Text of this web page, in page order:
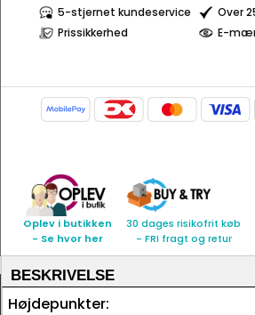
5-stjernet kundeservice
Over
Prissikkerhed
E-
Oplev i butikken
- Se hvor her
30 dages risikofrit køb
- FRI fragt og retur
BESKRIVELSE
Højdepunkter: